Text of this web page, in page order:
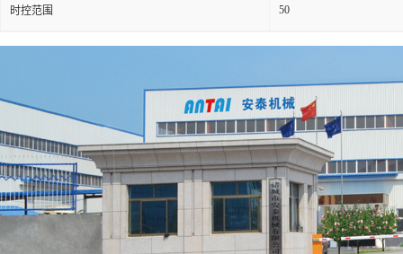
时控范围 50